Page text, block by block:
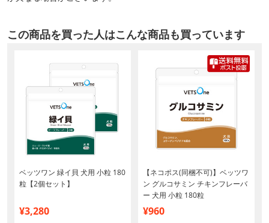
この商品を買った人はこんな商品も買っています
ベッツワン 緑イ貝 犬用 小粒 180
粒【2個セット】
¥3,280
【ネコポス(同梱不可)】ベッツワ
ン グルコサミン チキンフレーバ
ー 犬用 小粒 180粒
¥960